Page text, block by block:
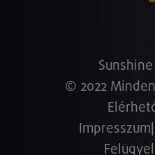
© 2022
Impresszum